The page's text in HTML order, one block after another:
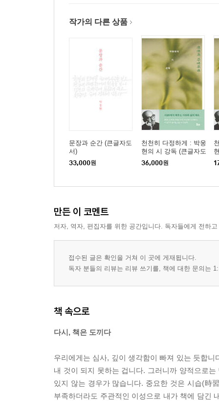
작가의 다른 상품
문장과 순간 (큰글자도
서)
33,000원
천천히 다정하게 : 박웅
현의 시 강독 (큰글자도
서)
36,000원
만든 이 코멘트
저자, 역자, 편집자를 위한 공간입니다. 독자들에게 전하
접수된 글은 확인을 거쳐 이 곳에 게재됩니다.
독자 분들의 리뷰는 리뷰 쓰기를, 책에 대한 문의는
책 속으로
다시, 책은 도끼다
우리에게는 심사, 깊이 생각함이 빠져 있는 듯합
내 것이 되지 못하는 겁니다. 그러니까 양적으로
있지 않는 경우가 많습니다. 중요한 것은 시습(時
부족하더라도 주관적인 이성으로 내가 책에 담긴